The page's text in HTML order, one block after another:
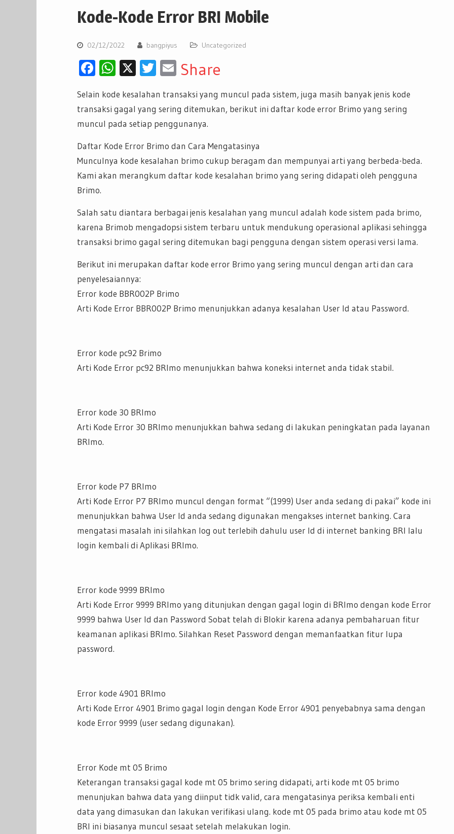
Kode-Kode Error BRI Mobile
02/12/2022 bangpiyus Uncategorized
Facebook
WhatsApp
X Twitter
Email
Share
Selain kode kesalahan transaksi yang muncul pada sistem, juga masih banyak jenis kode
transaksi gagal yang sering ditemukan, berikut ini daftar kode error Brimo yang sering
muncul pada setiap penggunanya.
Daftar Kode Error Brimo dan Cara Mengatasinya
Munculnya kode kesalahan brimo cukup beragam dan mempunyai arti yang berbeda-beda.
Kami akan merangkum daftar kode kesalahan brimo yang sering didapati oleh pengguna
Brimo.
Salah satu diantara berbagai jenis kesalahan yang muncul adalah kode sistem pada brimo,
karena Brimob mengadopsi sistem terbaru untuk mendukung operasional aplikasi sehingga
transaksi brimo gagal sering ditemukan bagi pengguna dengan sistem operasi versi lama.
Berikut ini merupakan daftar kode error Brimo yang sering muncul dengan arti dan cara
penyelesaiannya:
Error kode BBR002P Brimo
Arti Kode Error BBR002P Brimo menunjukkan adanya kesalahan User Id atau Password.
Error kode pc92 Brimo
Arti Kode Error pc92 BRImo menunjukkan bahwa koneksi internet anda tidak stabil.
Error kode 30 BRImo
Arti Kode Error 30 BRImo menunjukkan bahwa sedang di lakukan peningkatan pada layanan
BRImo.
Error kode P7 BRImo
Arti Kode Error P7 BRImo muncul dengan format “(1999) User anda sedang di pakai” kode ini
menunjukkan bahwa User Id anda sedang digunakan mengakses internet banking. Cara
mengatasi masalah ini silahkan log out terlebih dahulu user Id di internet banking BRI lalu
login kembali di Aplikasi BRImo.
Error kode 9999 BRImo
Arti Kode Error 9999 BRImo yang ditunjukan dengan gagal login di BRImo dengan kode Error
9999 bahwa User Id dan Password Sobat telah di Blokir karena adanya pembaharuan fitur
keamanan aplikasi BRImo. Silahkan Reset Password dengan memanfaatkan fitur lupa
password.
Error kode 4901 BRImo
Arti Kode Error 4901 Brimo gagal login dengan Kode Error 4901 penyebabnya sama dengan
kode Error 9999 (user sedang digunakan).
Error Kode mt 05 Brimo
Keterangan transaksi gagal kode mt 05 brimo sering didapati, arti kode mt 05 brimo
menunjukan bahwa data yang diinput tidk valid, cara mengatasinya periksa kembali enti
data yang dimasukan dan lakukan verifikasi ulang. kode mt 05 pada brimo atau kode mt 05
BRI ini biasanya muncul sesaat setelah melakukan login.